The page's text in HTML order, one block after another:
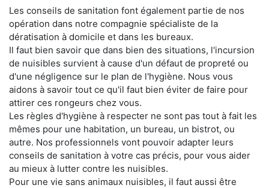
Les conseils de sanitation font également partie de nos
opération dans notre compagnie spécialiste de la
dératisation à domicile et dans les bureaux.
Il faut bien savoir que dans bien des situations, l'incursion
de nuisibles survient à cause d'un défaut de propreté ou
d'une négligence sur le plan de l'hygiène. Nous vous
aidons à savoir tout ce qu'il faut bien éviter de faire pour
attirer ces rongeurs chez vous.
Les règles d'hygiène à respecter ne sont pas tout à fait les
mêmes pour une habitation, un bureau, un bistrot, ou
autre. Nos professionnels vont pouvoir adapter leurs
conseils de sanitation à votre cas précis, pour vous aider
au mieux à lutter contre les nuisibles.
Pour une vie sans animaux nuisibles, il faut aussi être